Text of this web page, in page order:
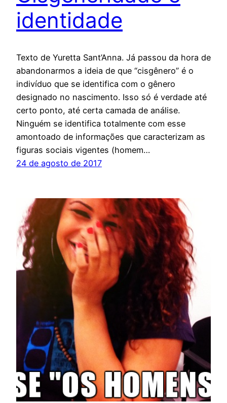
identidade
Texto de Yuretta Sant’Anna. Já passou da hora de
abandonarmos a ideia de que “cisgênero” é o
indivíduo que se identifica com o gênero
designado no nascimento. Isso só é verdade até
certo ponto, até certa camada de análise.
Ninguém se identifica totalmente com esse
amontoado de informações que caracterizam as
figuras sociais vigentes (homem…
24 de agosto de 2017